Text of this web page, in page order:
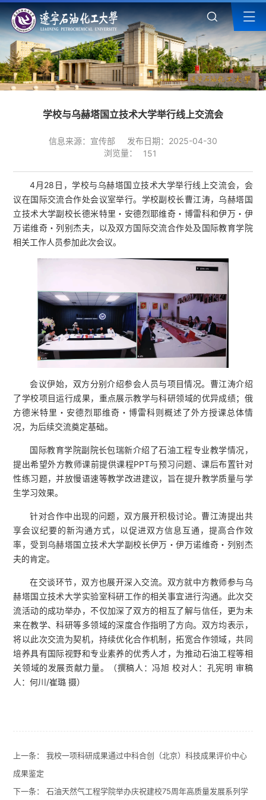
学校与乌赫塔国立技术大学举行线上交流会
信息来源：宣传部
发布日期：2025-04-30
浏览量：
151
4月28日，学校与乌赫塔国立技术大学举行线上交流会，会
议在国际交流合作处会议室举行。学校副校长曹江涛，乌赫塔国
立技术大学副校长德米特里・安德烈耶维奇・博雷科和伊万・伊
万诺维奇・列别杰夫，以及双方国际交流合作处及国际教育学院
相关工作人员参加此次会议。
会议伊始，双方分别介绍参会人员与项目情况。曹江涛介绍
了学校项目运行成果，重点展示教学与科研领域的优异成绩；俄
方德米特里・安德烈耶维奇・博雷科则概述了外方授课总体情
况，为后续交流奠定基础。
国际教育学院副院长包瑞新介绍了石油工程专业教学情况，
提出希望外方教师课前提供课程PPT与预习问题、课后布置针对
性练习题，并放慢语速等教学改进建议，旨在提升教学质量与学
生学习效果。
针对合作中出现的问题，双方展开积极讨论。曹江涛提出共
享会议纪要的新沟通方式，以促进双方信息互通，提高合作效
率，受到乌赫塔国立技术大学副校长伊万・伊万诺维奇・列别杰
夫的肯定。
在交谈环节，双方也展开深入交流。双方就中方教师参与乌
赫塔国立技术大学实验室科研工作的相关事宜进行沟通。此次交
流活动的成功举办，不仅加深了双方的相互了解与信任，更为未
来在教学、科研等多领域的深度合作指明了方向。双方均表示，
将以此次交流为契机，持续优化合作机制，拓宽合作领域，共同
培养具有国际视野和专业素养的优秀人才，为推动石油工程等相
关领域的发展贡献力量。（撰稿人：冯旭 校对人：孔宪明 审稿
人：何川/崔璐 摄）
上一条：我校一项科研成果通过中科合创（北京）科技成果评价中心
成果鉴定
下一条：石油天然气工程学院举办庆祝建校75周年高质量发展系列学